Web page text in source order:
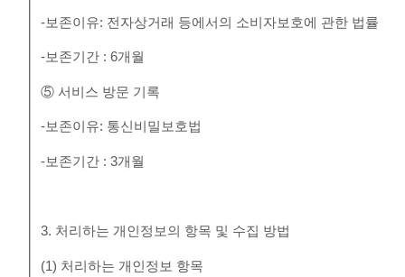
-보존이유: 전자상거래 등에서의 소비자보호에 관한 법률
-보존기간 : 6개월
⑤ 서비스 방문 기록
-보존이유: 통신비밀보호법
-보존기간 : 3개월
3. 처리하는 개인정보의 항목 및 수집 방법
(1) 처리하는 개인정보 항목